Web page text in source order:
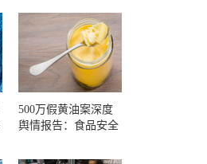
500万假黄油案深度
舆情报告：食品安全
一环？